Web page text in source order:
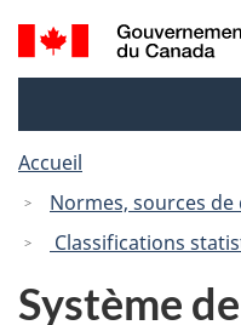
Recherche
et
Accueil
Normes, sources
Classifications
Système